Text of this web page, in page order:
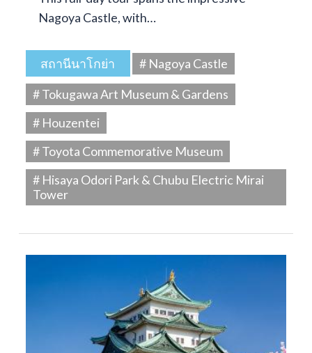
Nagoya Castle, with…
สถานีนาโกย่า
# Nagoya Castle
# Tokugawa Art Museum & Gardens
# Houzentei
# Toyota Commemorative Museum
# Hisaya Odori Park & Chubu Electric Mirai
Tower